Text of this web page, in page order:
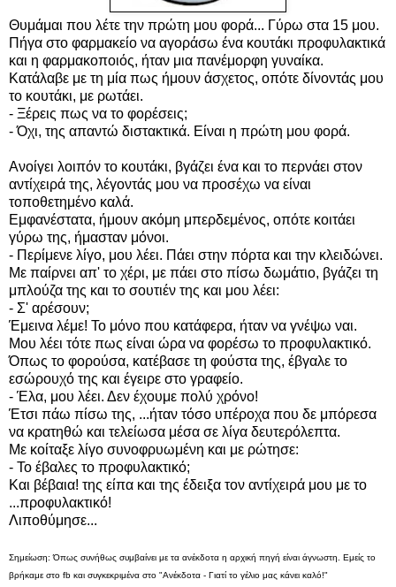
Θυμάμαι που λέτε την πρώτη μου φορά... Γύρω στα 15 μου.
Πήγα στο φαρμακείο να αγοράσω ένα κουτάκι προφυλακτικά
και η φαρμακοποιός, ήταν μια πανέμορφη γυναίκα.
Κατάλαβε με τη μία πως ήμουν άσχετος, οπότε δίνοντάς μου
το κουτάκι, με ρωτάει.
- Ξέρεις πως να το φορέσεις;
- Όχι, της απαντώ διστακτικά. Είναι η πρώτη μου φορά.
Ανοίγει λοιπόν το κουτάκι, βγάζει ένα και το περνάει στον
αντίχειρά της, λέγοντάς μου να προσέχω να είναι
τοποθετημένο καλά.
Εμφανέστατα, ήμουν ακόμη μπερδεμένος, οπότε κοιτάει
γύρω της, ήμασταν μόνοι.
- Περίμενε λίγο, μου λέει. Πάει στην πόρτα και την κλειδώνει.
Με παίρνει απ' το χέρι, με πάει στο πίσω δωμάτιο, βγάζει τη
μπλούζα της και το σουτιέν της και μου λέει:
- Σ' αρέσουν;
Έμεινα λέμε! Το μόνο που κατάφερα, ήταν να γνέψω ναι.
Μου λέει τότε πως είναι ώρα να φορέσω το προφυλακτικό.
Όπως το φορούσα, κατέβασε τη φούστα της, έβγαλε το
εσώρουχό της και έγειρε στο γραφείο.
- Έλα, μου λέει. Δεν έχουμε πολύ χρόνο!
Έτσι πάω πίσω της, ...ήταν τόσο υπέροχα που δε μπόρεσα
να κρατηθώ και τελείωσα μέσα σε λίγα δευτερόλεπτα.
Με κοίταξε λίγο συνοφρυωμένη και με ρώτησε:
- Το έβαλες το προφυλακτικό;
Και βέβαια! της είπα και της έδειξα τον αντίχειρά μου με το
...προφυλακτικό!
Λιποθύμησε...
Σημείωση: Όπως συνήθως συμβαίνει με τα ανέκδοτα η αρχική πηγή είναι άγνωστη. Εμείς το
βρήκαμε στο fb και συγκεκριμένα στο "Ανέκδοτα - Γιατί το γέλιο μας κάνει καλό!"